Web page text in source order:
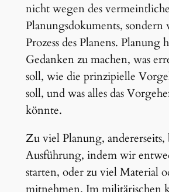
nicht wegen des
Planungsdokuments, sondern
Prozess des Planens. Planung
Gedanken zu machen, was
soll, wie die prinzipielle
soll, und was alles das
könnte.
Zu viel Planung,
Ausführung, indem wir
starten, oder zu viel Material
mitnehmen. Im militärischen